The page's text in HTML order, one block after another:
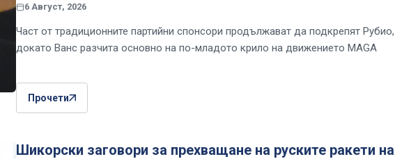
6 Август, 2026
Част от традиционните партийни спонсори продължават да подкрепят Рубио,
докато Ванс разчита основно на по-младото крило на движението MAGA
Прочети
Шикорски заговори за прехващане на руските ракети